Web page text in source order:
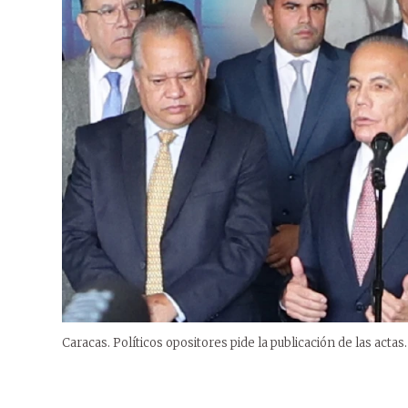
Caracas. Políticos opositores pide la publicación de las actas.